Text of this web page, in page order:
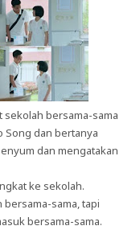
bersama-sama
Song dan bertanya
dan mengatakan
ke sekolah.
sama, tapi
bersama-sama.